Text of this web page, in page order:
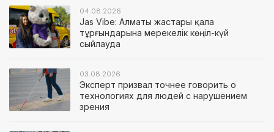
04.08.2026
Jas Vibe: Алматы жастары қала
тұрғындарына мерекелік көңіл-күй
сыйлауда
03.08.2026
Эксперт призвал точнее говорить о
технологиях для людей с нарушением
зрения